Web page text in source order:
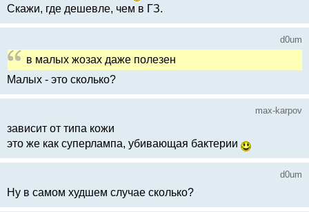
Скажи, где дешевле, чем в ГЗ.
d0um
в малых жозах даже полезен
Малых - это сколько?
max-karpov
зависит от типа кожи
это же как суперлампа, убивающая бактерии
d0um
Ну в самом худшем случае сколько?